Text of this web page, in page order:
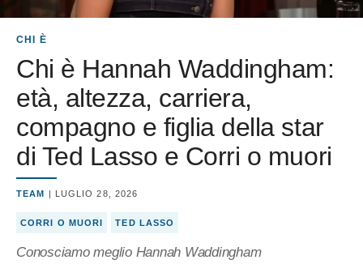
CHI È
Chi è Hannah Waddingham:
età, altezza, carriera,
compagno e figlia della star
di Ted Lasso e Corri o muori
TEAM | LUGLIO 28, 2026
CORRI O MUORI TED LASSO
Conosciamo meglio Hannah Waddingham